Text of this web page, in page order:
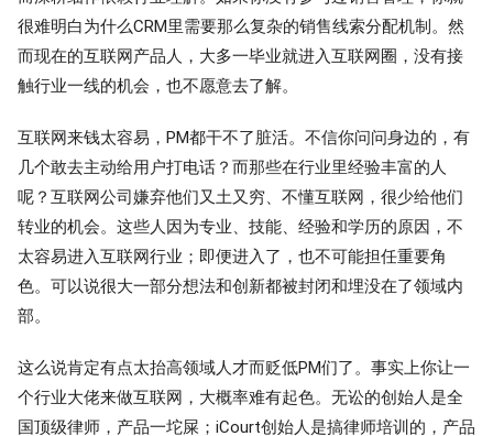
很难明白为什么CRM里需要那么复杂的销售线索分配机制。然
而现在的互联网产品人，大多一毕业就进入互联网圈，没有接
触行业一线的机会，也不愿意去了解。
互联网来钱太容易，PM都干不了脏活。不信你问问身边的，有
几个敢去主动给用户打电话？而那些在行业里经验丰富的人
呢？互联网公司嫌弃他们又土又穷、不懂互联网，很少给他们
转业的机会。这些人因为专业、技能、经验和学历的原因，不
太容易进入互联网行业；即便进入了，也不可能担任重要角
色。可以说很大一部分想法和创新都被封闭和埋没在了领域内
部。
这么说肯定有点太抬高领域人才而贬低PM们了。事实上你让一
个行业大佬来做互联网，大概率难有起色。无讼的创始人是全
国顶级律师，产品一坨屎；iCourt创始人是搞律师培训的，产品